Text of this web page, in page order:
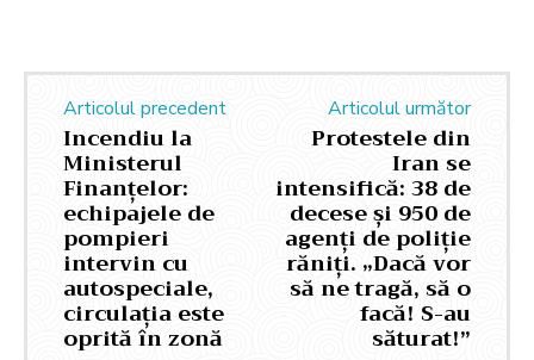
Articolul precedent
Incendiu la
Ministerul
Finanțelor:
echipajele de
pompieri
intervin cu
autospeciale,
circulația este
oprită în zonă
Articolul următor
Protestele din
Iran se
intensifică: 38 de
decese și 950 de
agenți de poliție
răniți. „Dacă vor
să ne tragă, să o
facă! S-au
săturat!”